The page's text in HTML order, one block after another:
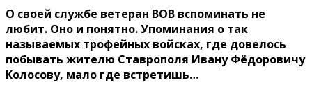
О своей службе ветеран ВОВ вспоминать не
любит. Оно и понятно. Упоминания о так
называемых трофейных войсках, где довелось
побывать жителю Ставрополя Ивану Фёдоровичу
Колосову, мало где встретишь…